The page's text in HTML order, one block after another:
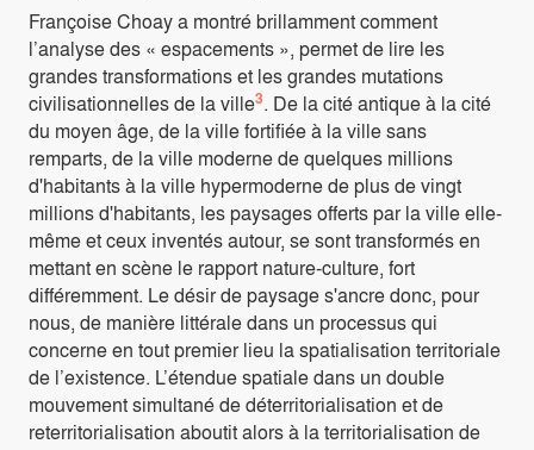
Françoise Choay a montré brillamment comment
l’analyse des « espacements », permet de lire les
grandes transformations et les grandes mutations
civilisationnelles de la ville3. De la cité antique à la cité
du moyen âge, de la ville fortifiée à la ville sans
remparts, de la ville moderne de quelques millions
d'habitants à la ville hypermoderne de plus de vingt
millions d'habitants, les paysages offerts par la ville elle-
même et ceux inventés autour, se sont transformés en
mettant en scène le rapport nature-culture, fort
différemment. Le désir de paysage s'ancre donc, pour
nous, de manière littérale dans un processus qui
concerne en tout premier lieu la spatialisation territoriale
de l’existence. L’étendue spatiale dans un double
mouvement simultané de déterritorialisation et de
reterritorialisation aboutit alors à la territorialisation de